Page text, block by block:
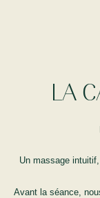
LA
Un massage
Avant la séance,